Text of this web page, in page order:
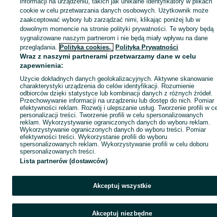
sprzedającym
Zaloguj się / Załóż konto
Zadzwoń / SMS
cookie w celu przetwarzania danych osobowych. Użytkownik może
zaakceptować wybory lub zarządzać nimi, klikając poniżej lub w
dowolnym momencie na stronie polityki prywatności. Te wybory będą
sygnalizowane naszym partnerom i nie będą miały wpływu na dane
przeglądania. Polityka cookies, Polityka Prywatności
Wraz z naszymi partnerami przetwarzamy dane w celu
zapewnienia:
Użycie dokładnych danych geolokalizacyjnych. Aktywne skanowanie
charakterystyki urządzenia do celów identyfikacji. Rozumienie
odbiorców dzięki statystyce lub kombinacji danych z różnych źródeł.
Przechowywanie informacji na urządzeniu lub dostęp do nich. Pomiar
efektywności reklam. Rozwój i ulepszanie usług. Tworzenie profili w
personalizacji treści. Tworzenie profili w celu spersonalizowanych
reklam. Wykorzystywanie ograniczonych danych do wyboru reklam.
Wykorzystywanie ograniczonych danych do wyboru treści. Pomiar
efektywności treści. Wykorzystanie profili do wyboru
spersonalizowanych reklam. Wykorzystywanie profili w celu doboru
spersonalizowanych treści.
Lista partnerów (dostawców)
Akceptuj wszystkie
Akceptuj niezbędne